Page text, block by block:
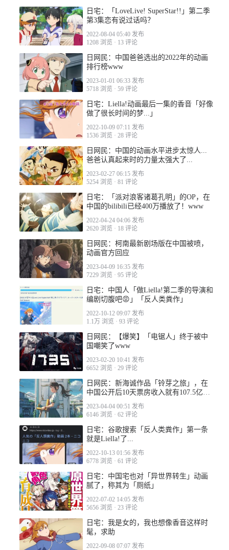
2022-03-29 06:48
日宅：「LoveLive! SuperStar!!」第二季
第3集恋有说过话吗？
2022-08-04 05:40 发布
1208 浏览 · 13 评论
日网民：中国爸爸选出的2022年的动画
排行榜www
2023-01-01 06:33 发布
5718 浏览 · 59 评论
日宅：Liella!动画最后一集的香音「好像
做了很长时间的梦...」
2022-10-09 07:11 发布
1536 浏览 · 28 评论
日网民：中国的动画水平进步太惊人...
爸爸认真起来时的力量太强大了...
2023-02-27 06:15 发布
5254 浏览 · 81 评论
日宅：「派对浪客诸葛孔明」的OP，在
中国的bilibili已经400万播放了！www
2022-04-24 04:06 发布
2620 浏览 · 18 评论
日网民：柯南最新剧场版在中国被喷，
动画官方回应
2023-04-09 16:35 发布
7229 浏览 · 95 评论
日宅：中国人「做Liella!第二季的导演和
编剧切腹吧😡」「反人类粪作」
2022-10-12 09:07 发布
1.1万 浏览 · 93 评论
日网民：【爆笑】「电锯人」终于被中
国嘲笑了www
2023-02-20 10:41 发布
6652 浏览 · 29 评论
日网民：新海诚作品「铃芽之旅」，在
中国公开后10天票房收入就有107.5亿日
2023-04-04 00:51 发布
6146 浏览 · 62 评论
日宅：谷歌搜索「反人类粪作」第一条
就是Liella!了...
2022-10-13 01:56 发布
6778 浏览 · 61 评论
日宅：中国宅也对「异世界转生」动画
腻了，称其为「厕纸」
2022-07-02 14:05 发布
5656 浏览 · 23 评论
日宅：我是女的，我也想像香音这样时
髦，求助
2022-09-08 07:07 发布